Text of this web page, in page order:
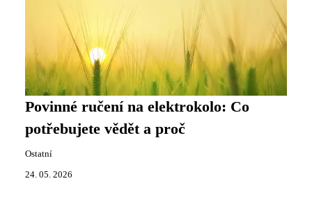
Povinné ručení na elektrokolo: Co
potřebujete vědět a proč
Ostatní
24. 05. 2026